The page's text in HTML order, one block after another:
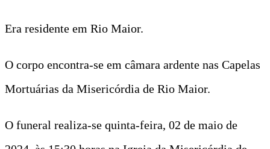
Era residente em Rio Maior.
O corpo encontra-se em câmara ardente nas Capelas
Mortuárias da Misericórdia de Rio Maior.
O funeral realiza-se quinta-feira, 02 de maio de